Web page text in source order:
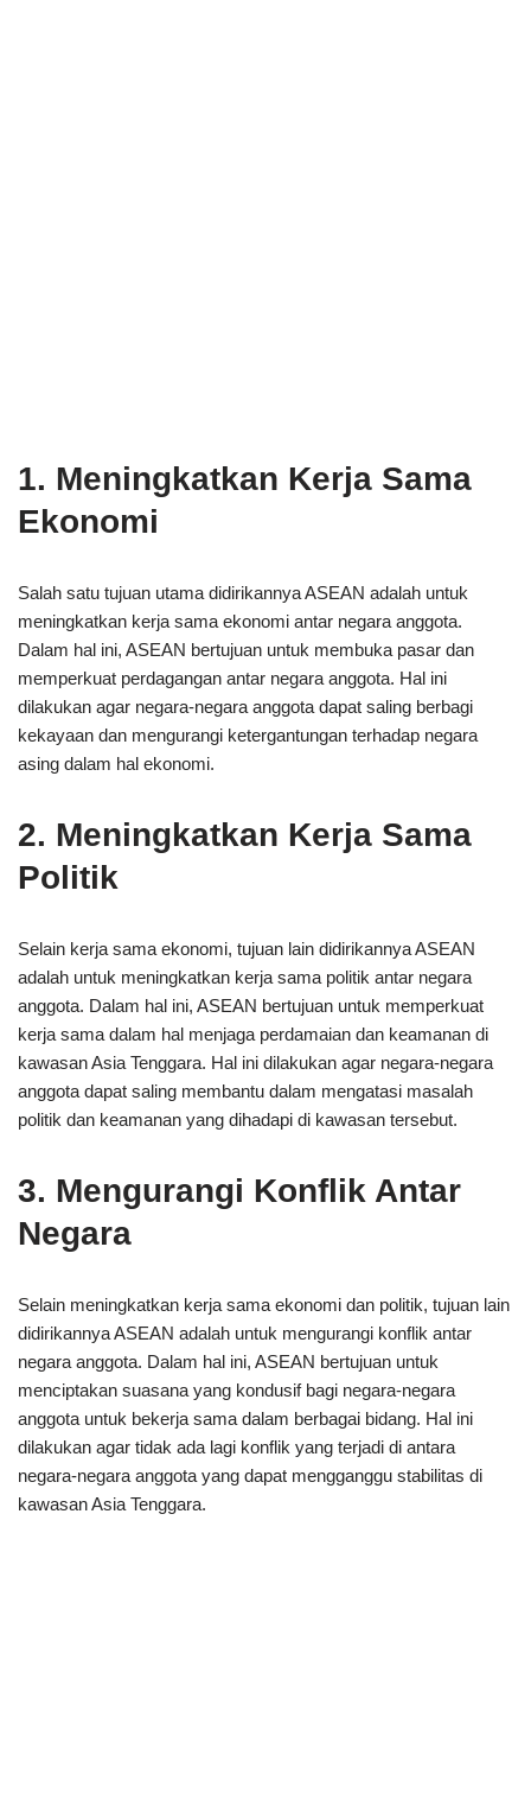
1. Meningkatkan Kerja Sama
Ekonomi
Salah satu tujuan utama didirikannya ASEAN adalah untuk
meningkatkan kerja sama ekonomi antar negara anggota.
Dalam hal ini, ASEAN bertujuan untuk membuka pasar dan
memperkuat perdagangan antar negara anggota. Hal ini
dilakukan agar negara-negara anggota dapat saling berbagi
kekayaan dan mengurangi ketergantungan terhadap negara
asing dalam hal ekonomi.
2. Meningkatkan Kerja Sama
Politik
Selain kerja sama ekonomi, tujuan lain didirikannya ASEAN
adalah untuk meningkatkan kerja sama politik antar negara
anggota. Dalam hal ini, ASEAN bertujuan untuk memperkuat
kerja sama dalam hal menjaga perdamaian dan keamanan di
kawasan Asia Tenggara. Hal ini dilakukan agar negara-negara
anggota dapat saling membantu dalam mengatasi masalah
politik dan keamanan yang dihadapi di kawasan tersebut.
3. Mengurangi Konflik Antar
Negara
Selain meningkatkan kerja sama ekonomi dan politik, tujuan lain
didirikannya ASEAN adalah untuk mengurangi konflik antar
negara anggota. Dalam hal ini, ASEAN bertujuan untuk
menciptakan suasana yang kondusif bagi negara-negara
anggota untuk bekerja sama dalam berbagai bidang. Hal ini
dilakukan agar tidak ada lagi konflik yang terjadi di antara
negara-negara anggota yang dapat mengganggu stabilitas di
kawasan Asia Tenggara.